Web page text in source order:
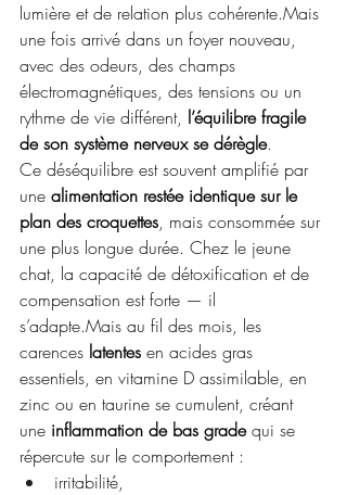
lumière et de relation plus cohérente.Mais
une fois arrivé dans un foyer nouveau,
avec des odeurs, des champs
électromagnétiques, des tensions ou un
rythme de vie différent, l’équilibre fragile
de son système nerveux se dérègle.
Ce déséquilibre est souvent amplifié par
une alimentation restée identique sur le
plan des croquettes, mais consommée sur
une plus longue durée. Chez le jeune
chat, la capacité de détoxification et de
compensation est forte — il
s’adapte.Mais au fil des mois, les
carences latentes en acides gras
essentiels, en vitamine D assimilable, en
zinc ou en taurine se cumulent, créant
une inflammation de bas grade qui se
répercute sur le comportement :
irritabilité,